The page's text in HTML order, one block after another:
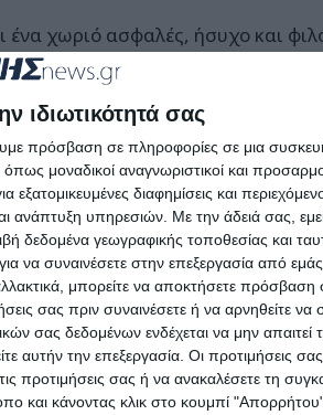
ιδιωτικότητά σας
πρόσβαση σε πληροφορίες σε μια
μοναδικοί αναγνωριστικοί και
διαφημίσεις και
ανάπτυξη υπηρεσιών. Με την άδειά σας,
δεδομένα γεωγραφικής τοποθεσίας και
να συναινέσετε στην επεξεργασία από εμάς
μπορείτε να αποκτήσετε πρόσβαση
σας πριν συναινέσετε ή να αρνηθείτε να
σας δεδομένων ενδέχεται να μην απαιτεί
αυτήν την επεξεργασία. Οι προτιμήσεις
προτιμήσεις σας ή να ανακαλέσετε τη
και κάνοντας κλικ στο κουμπί
ένα χωριό ασφαλές, ήσυχο και